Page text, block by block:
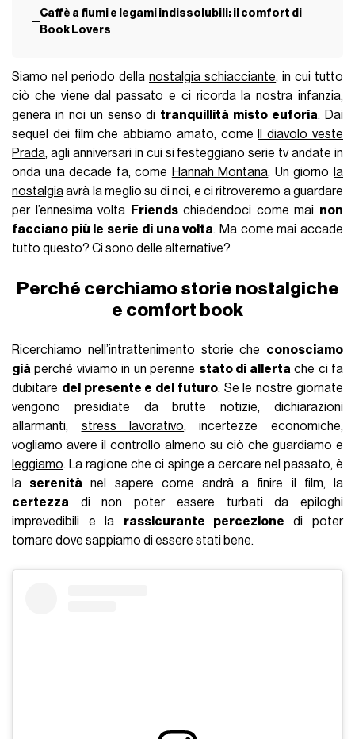
Caffè a fiumi e legami indissolubili: il comfort di
Book Lovers
Siamo nel periodo della nostalgia schiacciante, in cui tutto
ciò che viene dal passato e ci ricorda la nostra infanzia,
genera in noi un senso di tranquillità misto euforia. Dai
sequel dei film che abbiamo amato, come
Il diavolo veste
Prada, agli anniversari in cui si festeggiano serie tv andate in
onda una decade fa, come Hannah Montana. Un giorno
la
nostalgiaavrà la meglio su di noi, e ci ritroveremo a guardare
per l’ennesima volta
Friendschiedendoci come mai non
facciano più le serie di una volta. Ma come mai accade
tutto questo? Ci sono delle alternative?
Perché cerchiamo storie nostalgiche
e comfort book
Ricerchiamo nell’intrattenimento storie che conosciamo
già perché viviamo in un perenne stato di allerta che ci fa
dubitare del presente e del futuro. Se le nostre giornate
vengono presidiate da brutte notizie, dichiarazioni
allarmanti, stress lavorativo, incertezze economiche,
vogliamo avere il controllo almeno su ciò che guardiamo e
leggiamo. La ragione che ci spinge a cercare nel passato, è
la serenità nel sapere come andrà a finire il film, la
certezza di non poter essere turbati da epiloghi
imprevedibili e la rassicurante percezione di poter
tornare dove sappiamo di essere stati bene.